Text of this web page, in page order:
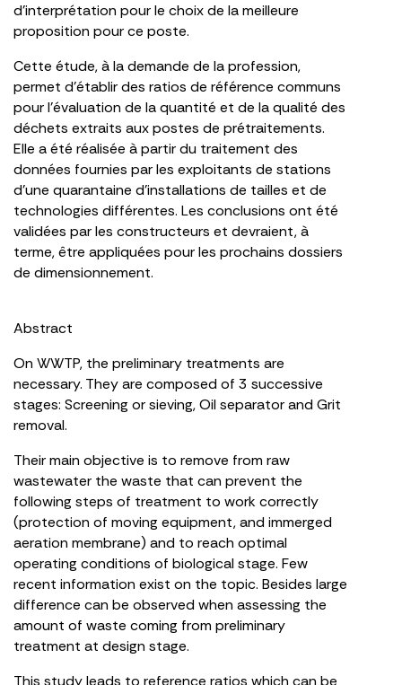
d’interprétation pour le choix de la meilleure
proposition pour ce poste.
Cette étude, à la demande de la profession,
permet d’établir des ratios de référence communs
pour l’évaluation de la quantité et de la qualité des
déchets extraits aux postes de prétraitements.
Elle a été réalisée à partir du traitement des
données fournies par les exploitants de stations
d’une quarantaine d’installations de tailles et de
technologies différentes. Les conclusions ont été
validées par les constructeurs et devraient, à
terme, être appliquées pour les prochains dossiers
de dimensionnement.
Abstract
On WWTP, the preliminary treatments are
necessary. They are composed of 3 successive
stages: Screening or sieving, Oil separator and Grit
removal.
Their main objective is to remove from raw
wastewater the waste that can prevent the
following steps of treatment to work correctly
(protection of moving equipment, and immerged
aeration membrane) and to reach optimal
operating conditions of biological stage. Few
recent information exist on the topic. Besides large
difference can be observed when assessing the
amount of waste coming from preliminary
treatment at design stage.
This study leads to reference ratios which can be